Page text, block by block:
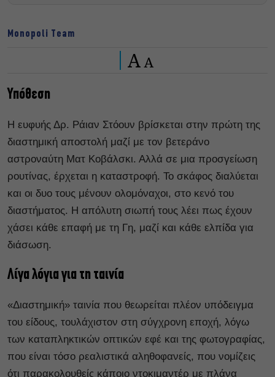
Monopoli Team
A A
Υπόθεση
Η ευφυής Δρ. Ράιαν Στόουν βρίσκεται στην πρώτη της
διαστημική αποστολή μαζί με τον βετεράνο
αστροναύτη Ματ Κοβάλσκι. Αλλά σε μια προσγείωση
ρουτίνας, έρχεται η καταστροφή. Το σκάφος διαλύεται
και οι δυο τους μένουν ολομόναχοι, στο κενό του
διαστήματος. Η απόλυτη σιωπή τους λέει πως έχουν
χάσει κάθε επαφή με τη Γη, μαζί και κάθε ελπίδα για
διάσωση.
Λίγα λόγια για τη ταινία
«Διαστημική» ταινία που θεωρείται πλέον υπόδειγμα
του είδους, τουλάχιστον στη σύγχρονη εποχή, λόγω
των καταπληκτικών οπτικών εφέ και της φωτογραφίας,
που είναι τόσο ρεαλιστικά αληθοφανείς, που νομίζεις
ότι παρακολουθείς κάποιο ντοκιμαντέρ με πλάνα